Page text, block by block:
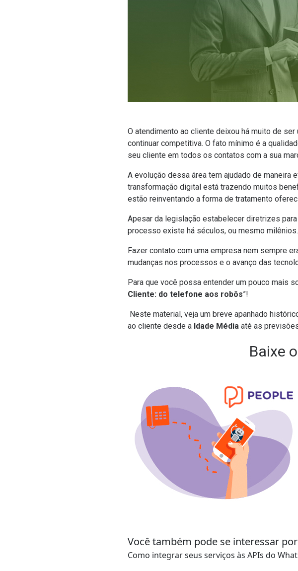
Oatendimento ao cliente deixou há muito de
continuar competitiva. O fato mínimo é a
seu cliente em todos os contatos com a sua
A evolução dessa área tem ajudado de
transformação digital está trazendo muitos
estão reinventando a forma de tratamento
Apesar da legislação estabelecer diretrizes
processo existe há séculos, ou mesmo milênios.
Fazer contato com uma empresa nem sempre
mudanças nos processos e o avanço das
Para que você possa entender um pouco mais
Cliente: do telefone aos robôs”!
Neste material, veja um breve apanhado
ao cliente desde a Idade Média até as
Baixe
Você também pode se interessar
Como integrar seus serviços àsAPIs do